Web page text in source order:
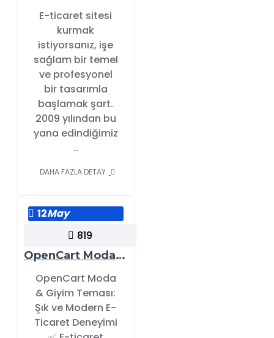
E-ticaret sitesi
kurmak
istiyorsanız, işe
sağlam bir temel
ve profesyonel
bir tasarımla
başlamak şart.
2009 yılından bu
yana edindiğimiz
..
DAHA FAZLA DETAY
12May
819
OpenCart Moda & Giyim Teması: Şık ve Modern E-Ticaret Deneyimi
OpenCart Moda
& Giyim Teması:
Şık ve Modern E-
Ticaret Deneyimi